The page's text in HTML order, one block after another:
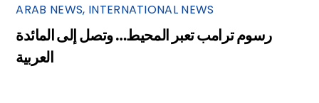
ARAB NEWS, INTERNATIONAL NEWS
رسوم ترامب تعبر المحيط… وتصل إلى المائدة
العربية